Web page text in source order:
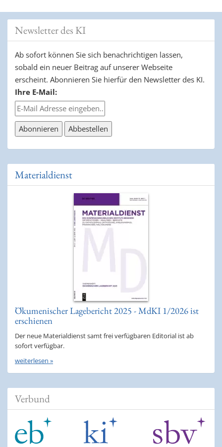
Newsletter des KI
Ab sofort können Sie sich benachrichtigen lassen,
sobald ein neuer Beitrag auf unserer Webseite
erscheint. Abonnieren Sie hierfür den Newsletter des KI.
Ihre E-Mail:
Materialdienst
Ökumenischer Lagebericht 2025 - MdKI 1/2026 ist
erschienen
Der neue Materialdienst samt frei verfügbaren Editorial ist ab
sofort verfügbar.
weiterlesen »
Verbund